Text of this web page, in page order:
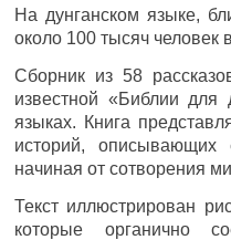
На дунганском языке,
около 100 тысяч человек
Сборник из 58
известной «Библии
языках. Книга
историй, описывающих
начиная от сотворения
Текст иллюстрирован
которые органично